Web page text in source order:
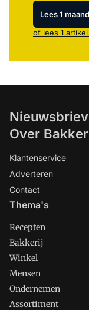
Lees 1
of lees 1
Over
Klantenservice
Adverteren
Contact
Thema's
Recepten
Bakkerij
Winkel
Mensen
Ondernemen
Assortiment